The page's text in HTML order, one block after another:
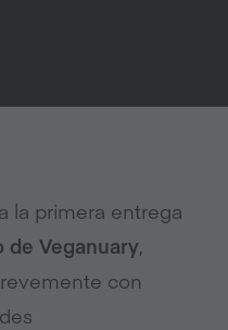
la primera entrega
de Veganuary,
con